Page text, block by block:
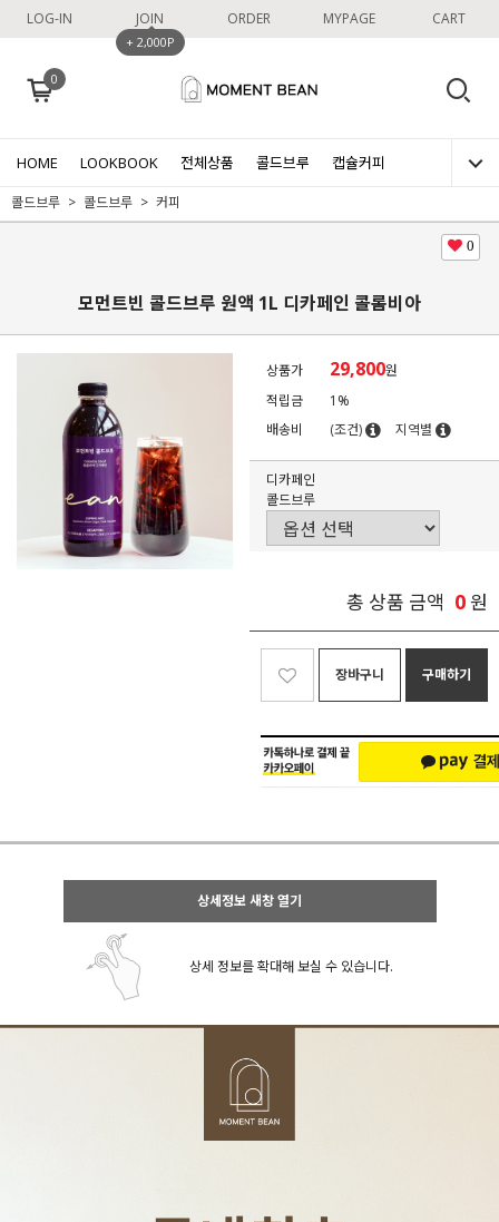
LOG-IN JOIN
+ 2,000P
ORDER MYPAGE CART
0
HOME LOOKBOOK 전체상품 콜드브루 캡슐커피
콜드브루 콜드브루 커피
0
모먼트빈 콜드브루 원액 1L 디카페인 콜롬비아
상품가 29,800원
적립금
1%
배송비
(조건) 지역별
디카페인
콜드브루
총 상품 금액 0원
장바구니 구매하기
상세정보 새창 열기
상세 정보를 확대해 보실 수 있습니다.